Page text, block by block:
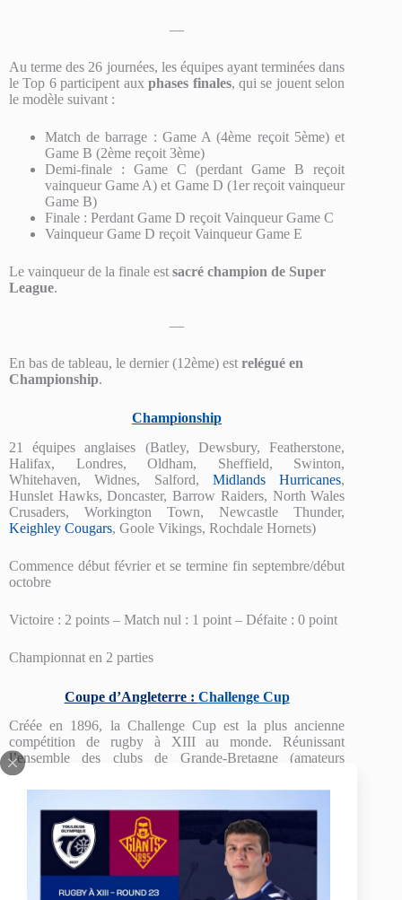
—
Au terme des 26 journées, les équipes ayant terminées dans
le Top 6 participent aux phases finales, qui se jouent selon
le modèle suivant :
Match de barrage : Game A (4ème reçoit 5ème) et
Game B (2ème reçoit 3ème)
Demi-finale : Game C (perdant Game B reçoit
vainqueur Game A) et Game D (1er reçoit vainqueur
Game B)
Finale : Perdant Game D reçoit Vainqueur Game C
Vainqueur Game D reçoit Vainqueur Game E
Le vainqueur de la finale est sacré champion de Super
League.
—
En bas de tableau, le dernier (12ème) est relégué en
Championship.
Championship
21 équipes anglaises (Batley, Dewsbury, Featherstone,
Halifax, Londres, Oldham, Sheffield, Swinton,
Whitehaven, Widnes, Salford, Midlands Hurricanes,
Hunslet Hawks, Doncaster, Barrow Raiders, North Wales
Crusaders, Workington Town, Newcastle Thunder,
Keighley Cougars, Goole Vikings, Rochdale Hornets)
Commence début février et se termine fin septembre/début
octobre
Victoire : 2 points – Match nul : 1 point – Défaite : 0 point
Championnat en 2 parties
Coupe d’Angleterre : Challenge Cup
Créée en 1896, la Challenge Cup est la plus ancienne
compétition de rugby à XIII au monde. Réunissant
l’ensemble des clubs de Grande-Bretagne (amateurs
comme professionnels), et quelques invités (le TO XIII,
l’AS Carcassonne ou le FC Lézignan y ont déjà participé
par le passé), cette compétition à élimination directe suit les
modèles ‘traditionnels’ des coupes nationales que l’on
retrouve dans les autres sports, comme au football par
exemple : plus les formations évoluent dans une division
élevée, plus elles rentrent en lice tard.